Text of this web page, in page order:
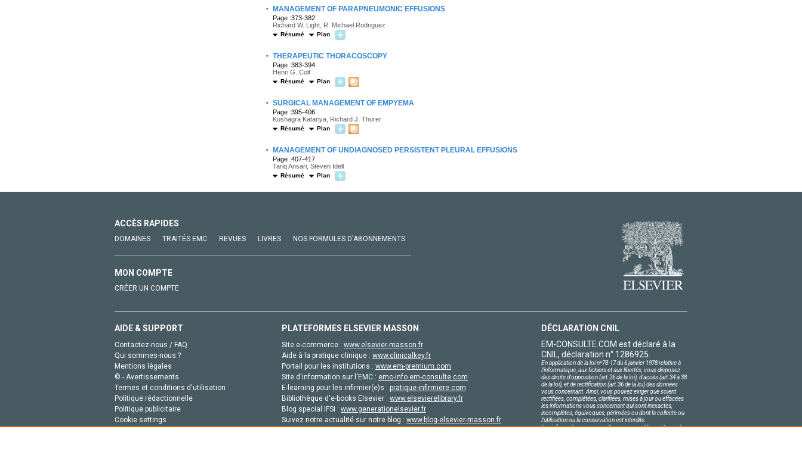
· MANAGEMENT OF PARAPNEUMONIC EFFUSIONS
Page :373-382
Richard W. Light, R. Michael Rodriguez
Résumé Plan
· THERAPEUTIC THORACOSCOPY
Page :383-394
Henri G. Colt
Résumé Plan
· SURGICAL MANAGEMENT OF EMPYEMA
Page :395-406
Kushagra Katariya, Richard J. Thurer
Résumé Plan
· MANAGEMENT OF UNDIAGNOSED PERSISTENT PLEURAL EFFUSIONS
Page :407-417
Tariq Ansari, Steven Idell
Résumé Plan
ACCÈS RAPIDES
DOMAINES TRAITÉS EMC REVUES LIVRES NOS FORMULES D'ABONNEMENTS
MON COMPTE
CRÉER UN COMPTE
AIDE & SUPPORT
Contactez-nous / FAQ
Qui sommes-nous ?
Mentions légales
© - Avertissements
Termes et conditions d'utilisation
Politique rédactionnelle
Politique publicitaire
Cookie settings
PLATEFORMES ELSEVIER MASSON
Site e-commerce : www.elsevier-masson.fr
Aide à la pratique clinique : www.clinicalkey.fr
Portail pour les institutions : www.em-premium.com
Site d'information sur l'EMC : emc-info.em-consulte.com
E-learning pour les infirmier(e)s : pratique-infirmiere.com
Bibliothèque d'e-books Elsevier : www.elsevierelibrary.fr
Blog special IFSI : www.generationelsevier.fr
Suivez notre actualité sur notre blog : www.blog-elsevier-masson.fr
DÉCLARATION CNIL
EM-CONSULTE.COM est déclaré à la
CNIL, déclaration n° 1286925.
En application de la loi nº78-17 du 6 janvier 1978 relative à
l'informatique, aux fichiers et aux libertés, vous disposez
des droits d'opposition (art.26 de la loi), d'accès (art.34 à 38
de la loi), et de rectification (art.36 de la loi) des données
vous concernant. Ainsi, vous pouvez exiger que soient
rectifiées, complétées, clarifiées, mises à jour ou effacées
les informations vous concernant qui sont inexactes,
incomplètes, équivoques, périmées ou dont la collecte ou
l'utilisation ou la conservation est interdite.
Les informations personnelles concernant les visiteurs de